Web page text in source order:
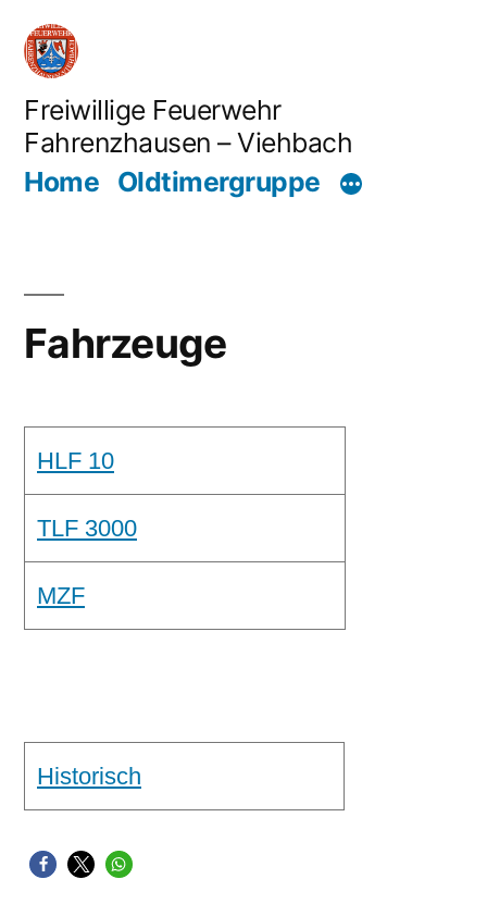
Zum
Inhalt
springen
Freiwillige Feuerwehr
Fahrenzhausen – Viehbach
Home Oldtimergruppe
Fahrzeuge
HLF 10
TLF 3000
MZF
Historisch